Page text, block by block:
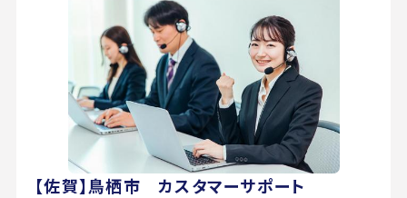
【佐賀】鳥栖市 カスタマーサポート